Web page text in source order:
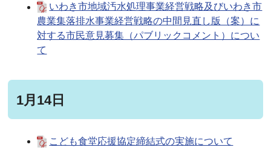
いわき市地域汚水処理事業経営戦略及びいわき市
農業集落排水事業経営戦略の中間見直し版（案）に
対する市民意見募集（パブリックコメント）につい
て
1月14日
こども食堂応援協定締結式の実施について